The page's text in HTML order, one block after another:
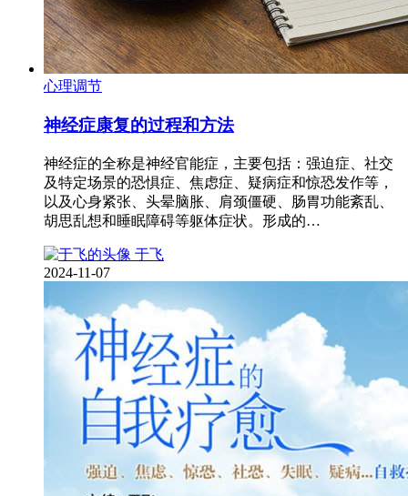
心理调节
神经症康复的过程和方法
神经症的全称是神经官能症，主要包括：强迫症、社交
及特定场景的恐惧症、焦虑症、疑病症和惊恐发作等，
以及心身紧张、头晕脑胀、肩颈僵硬、肠胃功能紊乱、
胡思乱想和睡眠障碍等躯体症状。形成的…
于飞
2024-11-07